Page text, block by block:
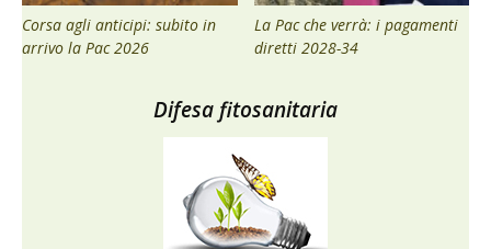
Corsa agli anticipi: subito in
arrivo la Pac 2026
La Pac che verrà: i pagamenti
diretti 2028-34
Difesa fitosanitaria